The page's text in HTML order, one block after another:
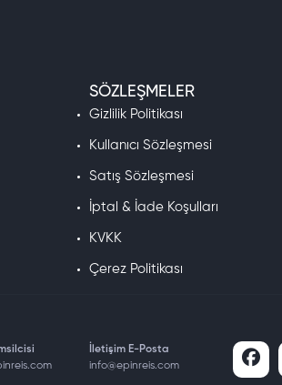
SÖZLEŞMELER
Gizlilik Politikası
Kullanıcı Sözleşmesi
Satış Sözleşmesi
İptal & İade Koşulları
KVKK
Çerez Politikası
İletişim E-Posta
info@epinreis.com